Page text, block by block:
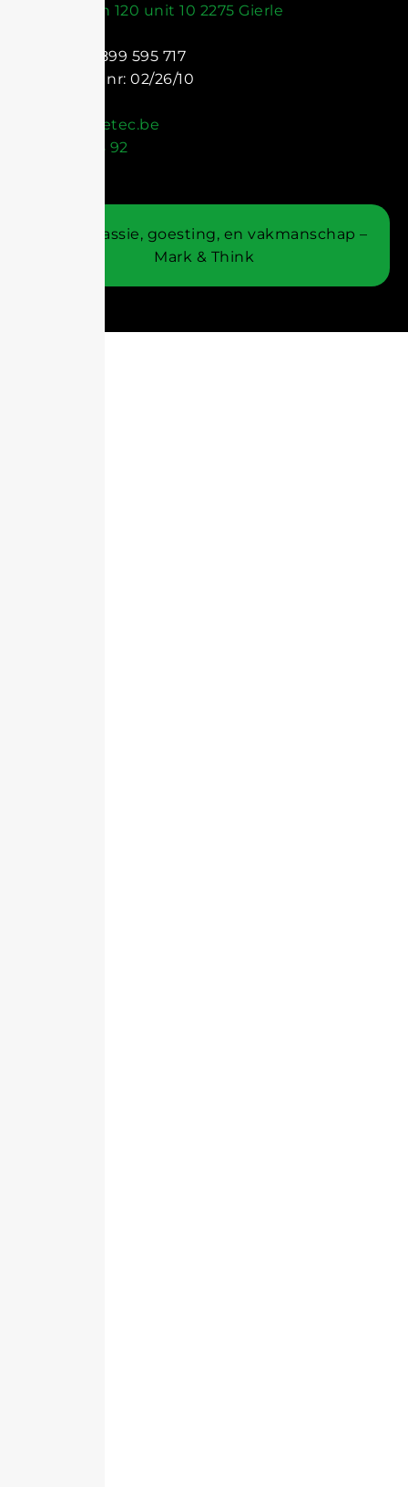
Beersebaan 120 unit 10 2275 Gierle
BTW: BE 0899 595 717
Registratie nr: 02/26/10
onthaal@aetec.be
+32 14 71 78 92
© Met passie, goesting, en vakmanschap –
Mark & Think